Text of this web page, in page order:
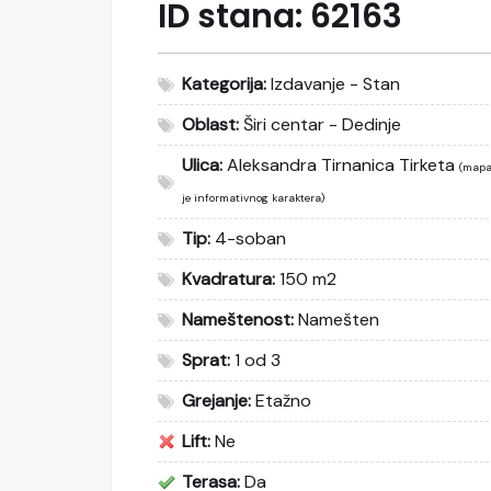
ID stana: 62163
Kategorija:Izdavanje - Stan
Oblast:Širi centar - Dedinje
Ulica:Aleksandra Tirnanica Tirketa (mapa
je informativnog karaktera)
Tip: 4-soban
Kvadratura:150 m2
Nameštenost:Namešten
Sprat:1 od 3
Grejanje:Etažno
Lift:Ne
Terasa:Da